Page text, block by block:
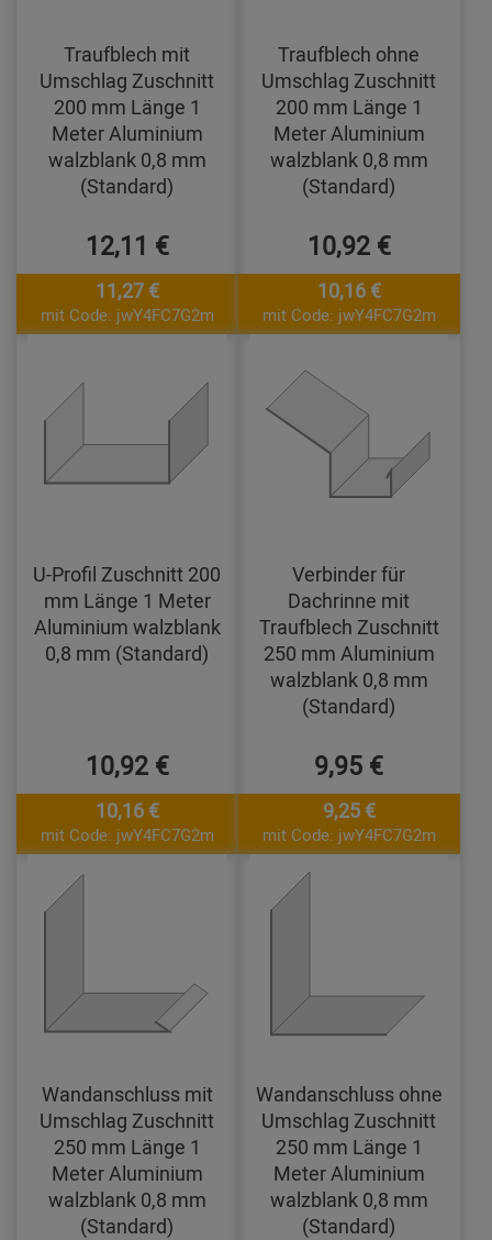
Traufblech mit
Umschlag Zuschnitt
200 mm Länge 1
Meter Aluminium
walzblank 0,8 mm
(Standard)
12,11 €
11,27 €
mit Code: jwY4FC7G2m
Traufblech ohne
Umschlag Zuschnitt
200 mm Länge 1
Meter Aluminium
walzblank 0,8 mm
(Standard)
10,92 €
10,16 €
mit Code: jwY4FC7G2m
U-Profil Zuschnitt 200
mm Länge 1 Meter
Aluminium walzblank
0,8 mm (Standard)
10,92 €
10,16 €
mit Code: jwY4FC7G2m
Verbinder für
Dachrinne mit
Traufblech Zuschnitt
250 mm Aluminium
walzblank 0,8 mm
(Standard)
9,95 €
9,25 €
mit Code: jwY4FC7G2m
Wandanschluss mit
Umschlag Zuschnitt
250 mm Länge 1
Meter Aluminium
walzblank 0,8 mm
(Standard)
Wandanschluss ohne
Umschlag Zuschnitt
250 mm Länge 1
Meter Aluminium
walzblank 0,8 mm
(Standard)